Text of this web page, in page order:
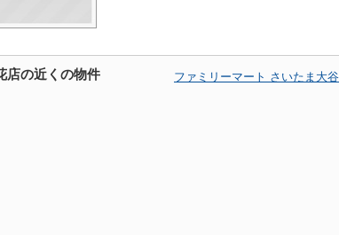
店の近くの物件 ファミリーマート さいたま大